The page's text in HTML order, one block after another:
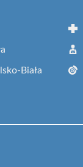
Biała